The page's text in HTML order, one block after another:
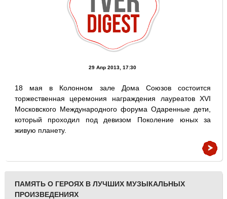
29 Апр 2013, 17:30
18 мая в Колонном зале Дома Союзов состоится
торжественная церемония награждения лауреатов XVI
Московского Международного форума Одаренные дети,
который проходил под девизом Поколение юных за
живую планету.
ПАМЯТЬ О ГЕРОЯХ В ЛУЧШИХ МУЗЫКАЛЬНЫХ
ПРОИЗВЕДЕНИЯХ